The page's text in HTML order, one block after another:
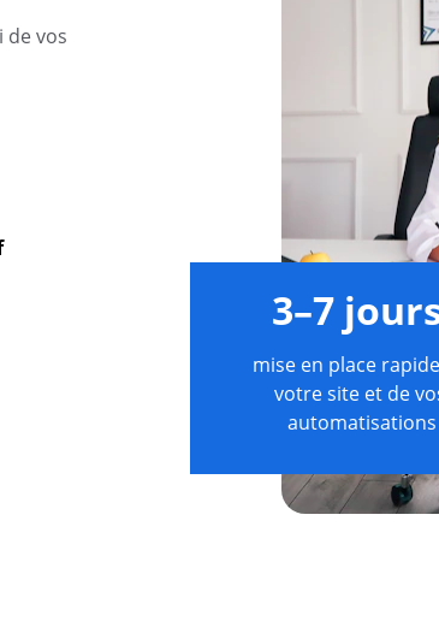
vos
mise en place
votre site et de
automatisations
3–7